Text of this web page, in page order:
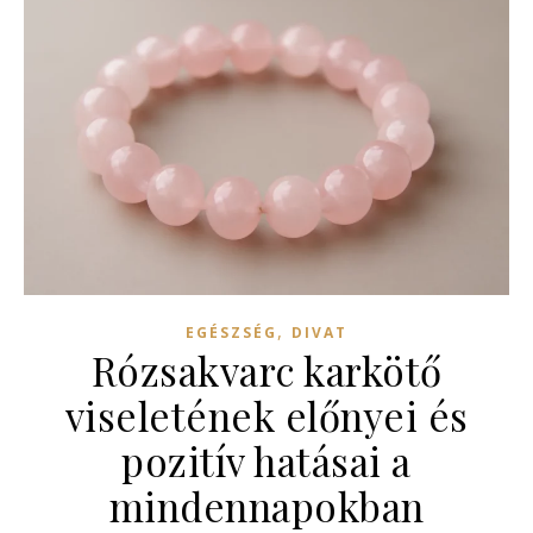
EGÉSZSÉG , DIVAT
Rózsakvarc karkötő
viseletének előnyei és
pozitív hatásai a
mindennapokban